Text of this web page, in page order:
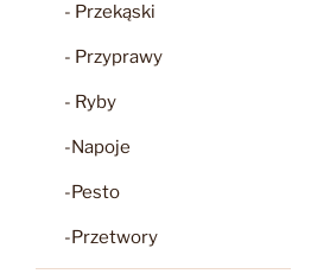
- Przekąski
- Przyprawy
- Ryby
-Napoje
-Pesto
-Przetwory